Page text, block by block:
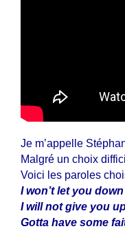
Je m’appelle
Malgré un choix
Voici les paroles
I won’t let you
I will not give you
Gotta have some